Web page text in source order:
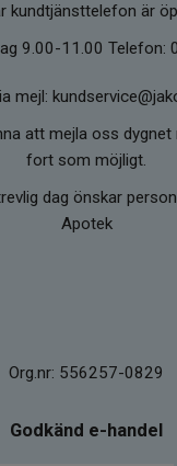
kundtjänsttelefon är
9.00-11.00 Telefon:
mejl:
att mejla oss
fort som möjligt.
dag önskar
Apotek
Org.nr: 556257-0829
Godkänd e-handel